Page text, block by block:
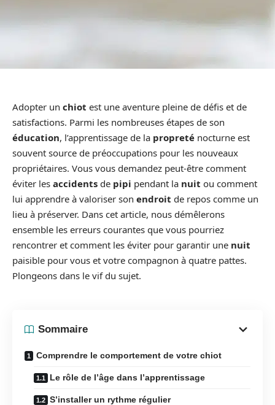
Adopter un chiot est une aventure pleine de défis et de
satisfactions. Parmi les nombreuses étapes de son
éducation, l’apprentissage de la propreté nocturne est
souvent source de préoccupations pour les nouveaux
propriétaires. Vous vous demandez peut-être comment
éviter les accidents de pipi pendant la nuit ou comment
lui apprendre à valoriser son endroit de repos comme un
lieu à préserver. Dans cet article, nous démêlerons
ensemble les erreurs courantes que vous pourriez
rencontrer et comment les éviter pour garantir une nuit
paisible pour vous et votre compagnon à quatre pattes.
Plongeons dans le vif du sujet.
Sommaire
Comprendre le comportement de votre chiot
Le rôle de l’âge dans l’apprentissage
S’installer un rythme régulier